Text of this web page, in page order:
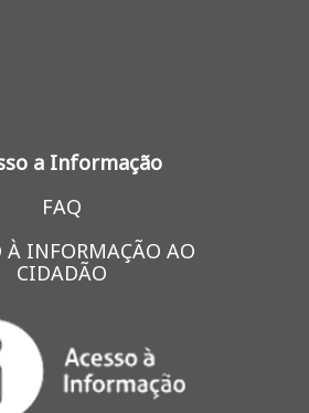
a Informação
FAQ
À INFORMAÇÃO AO
CIDADÃO